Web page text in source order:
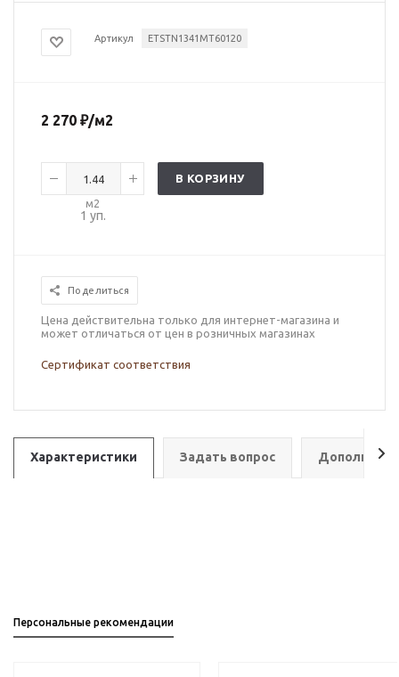
Артикул ETSTN1341MT60120
2 270 ₽/м2
м2
1 уп.
В КОРЗИНУ
Поделиться
Цена действительна только для интернет-магазина и
может отличаться от цен в розничных магазинах
Сертификат соответствия
Характеристики Задать вопрос
Персональные рекомендации